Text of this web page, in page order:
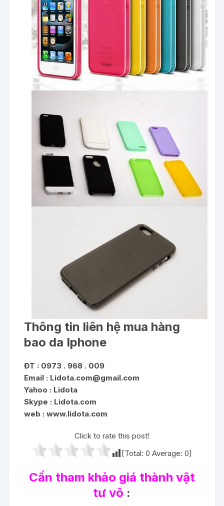
Thông tin liên hệ mua hàng
bao da Iphone
ĐT : 0973 . 968 . 009
Email : Lidota.com@gmail.com
Yahoo : Lidota
Skype : Lidota.com
web : www.lidota.com
Click to rate this post!
[Total:0 Average:0]
Cần tham khảo giá thành vật
tư vô :